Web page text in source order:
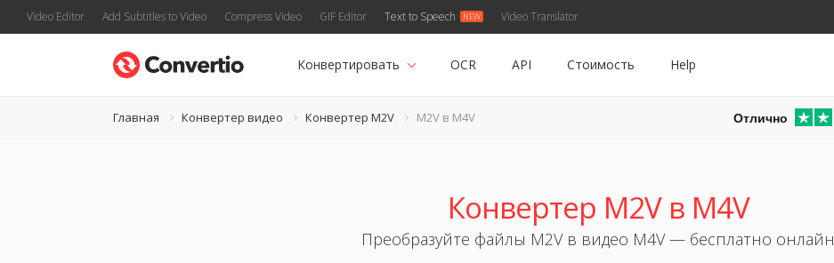
Video Editor Add Subtitles to Video Compress Video GIF Editor Text to Speech Video Translator
Конвертировать OCR API Стоимость Help
Главная Конвертер видео Конвертер M2V M2V в M4V Отлично
Конвертер M2V в M4V
Преобразуйте файлы M2V в видео M4V — бесплатно онлайн